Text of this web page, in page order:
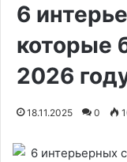
6
которые
2026
18.11.2025 0